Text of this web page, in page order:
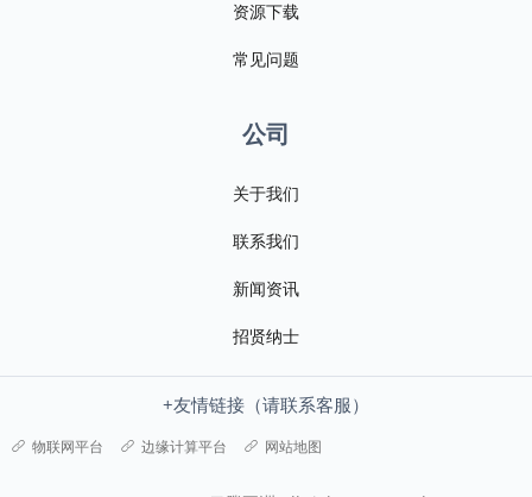
资源下载
常见问题
公司
关于我们
联系我们
新闻资讯
招贤纳士
+友情链接（请联系客服）
物联网平台 边缘计算平台 网站地图